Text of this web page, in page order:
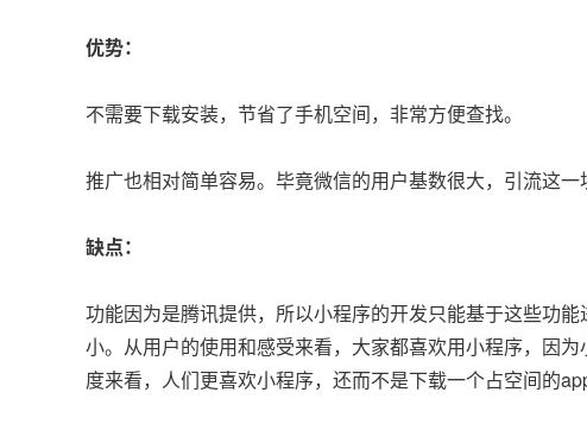
优势：
不需要下载安装，节省了手机空间，非常方便查找。
推广也相对简单容易。毕竟微信的用户基数很大，引流这一
缺点：
功能因为是腾讯提供，所以小程序的开发只能基于这些功
小。从用户的使用和感受来看，大家都喜欢用小程序，因
度来看，人们更喜欢小程序，还而不是下载一个占空间的app